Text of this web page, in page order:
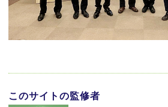
このサイトの監修者